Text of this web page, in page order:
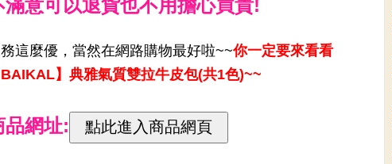
滿意可以退貨也不用擔心買貴!
這麼優，當然在網路購物最好啦~~你一定要來看看
】典雅氣質雙拉牛皮包(共1色)~~
品網址: